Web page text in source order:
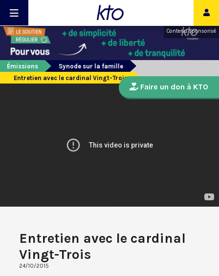
Contenu sponsorisé
Émissions
Synode sur la famille
Entretien avec le cardinal Vingt-Trois
Entretien avec le cardinal
Vingt-Trois
24/10/2015
Faire un don à KTO